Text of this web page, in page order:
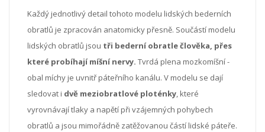
Každý jednotlivý detail tohoto modelu lidských bederních
obratlů je zpracován anatomicky přesně. Součástí modelu
lidských obratlů jsou tři bederní obratle člověka, přes
které probíhají míšní nervy. Tvrdá plena mozkomíšní -
obal míchy je uvnitř páteřního kanálu. V modelu se dají
sledovat i dvě meziobratlové ploténky, které
vyrovnávají tlaky a napětí při vzájemných pohybech
obratlů a jsou mimořádně zatěžovanou částí lidské páteře.